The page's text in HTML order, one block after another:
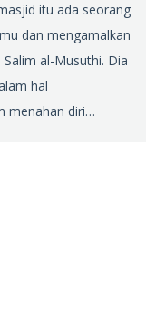
itu ada seorang
dan mengamalkan
al-Musuthi. Dia
hal
menahan diri…